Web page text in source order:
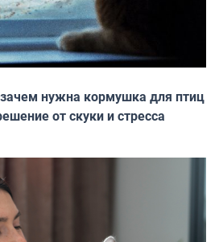
нужна кормушка для птиц
от скуки и стресса